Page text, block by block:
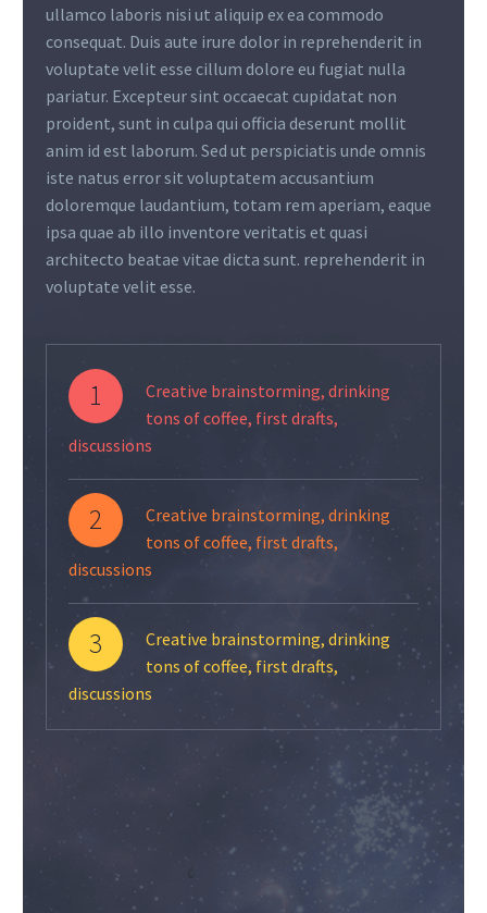
ullamco laboris nisi ut aliquip ex ea commodo
consequat. Duis aute irure dolor in reprehenderit in
voluptate velit esse cillum dolore eu fugiat nulla
pariatur. Excepteur sint occaecat cupidatat non
proident, sunt in culpa qui officia deserunt mollit
anim id est laborum. Sed ut perspiciatis unde omnis
iste natus error sit voluptatem accusantium
doloremque laudantium, totam rem aperiam, eaque
ipsa quae ab illo inventore veritatis et quasi
architecto beatae vitae dicta sunt. reprehenderit in
voluptate velit esse.
1
Creative brainstorming, drinking
tons of coffee, first drafts,
discussions
2
Creative brainstorming, drinking
tons of coffee, first drafts,
discussions
3
Creative brainstorming, drinking
tons of coffee, first drafts,
discussions